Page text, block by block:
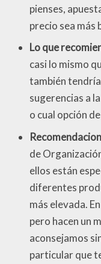
pienses,
precio sea más
Lo que
casi lo mismo
también
sugerencias a
o cual opción
de
ellos están
diferentes
más elevada.
pero hacen un
aconsejamos
particular que